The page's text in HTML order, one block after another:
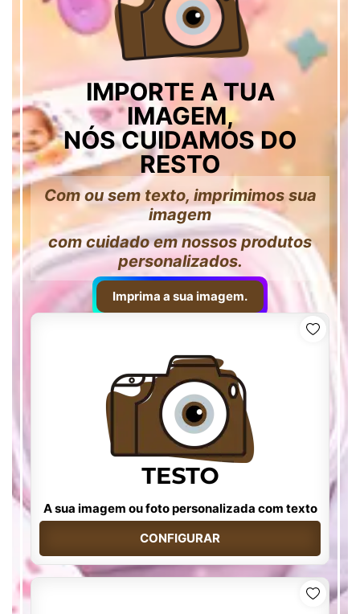
IMPORTE A TUA
IMAGEM,
NÓS CUIDAMOS DO
RESTO
Com ou sem texto, imprimimos sua
imagem
com cuidado em nossos produtos
personalizados.
Imprima a sua imagem.
A sua imagem ou foto personalizada com texto
CONFIGURAR